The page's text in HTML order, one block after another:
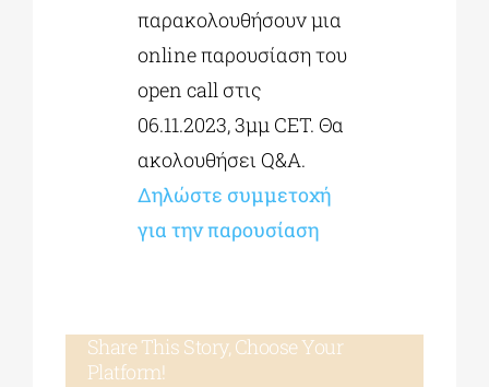
παρακολουθήσουν μια
online παρουσίαση του
open call στις
06.11.2023, 3μμ CET. Θα
ακολουθήσει Q&A.
Δηλώστε συμμετοχή
για την παρουσίαση
Share This Story, Choose Your
Platform!